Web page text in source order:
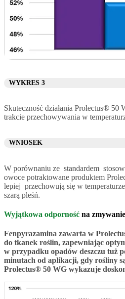
WYKRES 3
Skuteczność działania Prolectus®
trakcie przechowywania w
WNIOSEK
W porównaniu ze standardem
owoce potraktowane produktem
lepiej przechowują się w
szarą pleśń.
Wyjątkowa odporność na zmywanie
Fenpyrazamina zawarta w
do tkanek roślin, zapewniając
w przypadku opadów deszczu tuż
minutach od aplikacji, gdy rośliny
Prolectus® 50 WG wykazuje